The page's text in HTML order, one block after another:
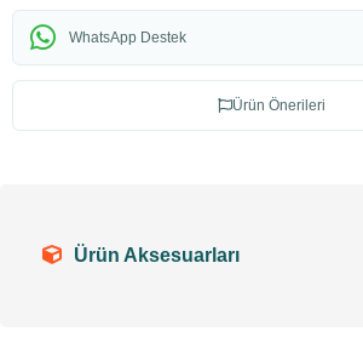
WhatsApp Destek
Ürün Önerileri
Ürün Aksesuarları